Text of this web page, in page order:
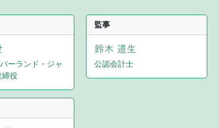
ーランド・ジャ
締役
監事
鈴木 道生
公認会計士